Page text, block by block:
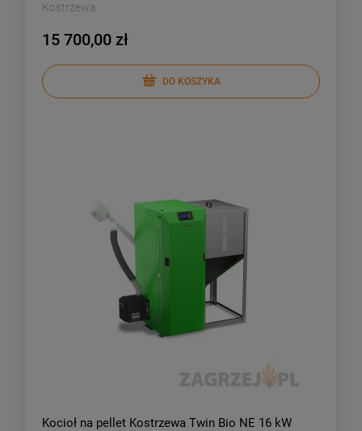
Kostrzewa
15 700,00 zł
DO KOSZYKA
Kocioł na pellet Kostrzewa Twin Bio NE 16 kW